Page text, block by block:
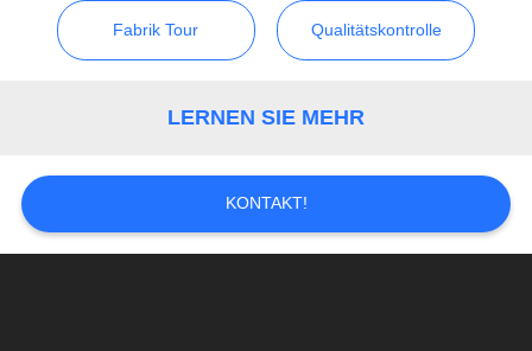
NACHRICHTEN
Fabrik Tour Qualitätskontrolle
LERNEN SIE MEHR
KONTAKT!